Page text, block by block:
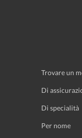
Trovare un
Di
Di specialità
Per nome